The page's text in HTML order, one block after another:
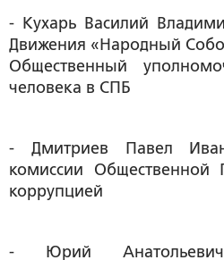
- Кухарь Василий
Движения «Народный
Общественный
человека в СПБ
- Дмитриев Павел
комиссии
коррупцией
- Юрий